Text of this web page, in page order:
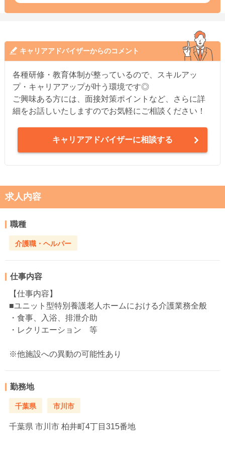
キャリアアドバイザーからのコメント
各種研修・教育体制が整っているので、スキルアッ
プ・キャリアアップが叶う環境です◎
ご興味ある方には、面接対策ポイントなど、さらに詳
細をお話しいたしますのでお気軽にご相談ください！
キャリアアドバイザーに相談する
求人内容
職種
介護職・ヘルパー
仕事内容
【仕事内容】
■ユニット型特別養護老人ホームにおける介護業務全般
・食事、入浴、排泄介助
・レクリエーション 等
※他施設への異動の可能性あり
勤務地
千葉県 市川市
千葉県 市川市 柏井町4丁目315番地